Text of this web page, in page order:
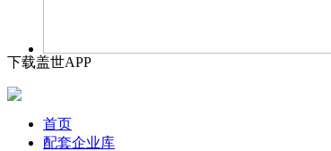
下载盖世APP
首页
配套企业库